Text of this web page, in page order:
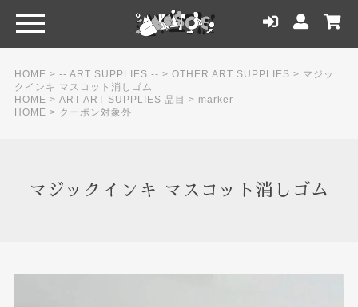
HOME > -- ART SUPPLIES -- > OTHER ART SUPPLIES > マジッ
クインキ マスコット消しゴム
HOME > ART ART SUPPLIES 品目 > marker
HOME > クーポン対象外
マジックインキ マスコット消しゴム